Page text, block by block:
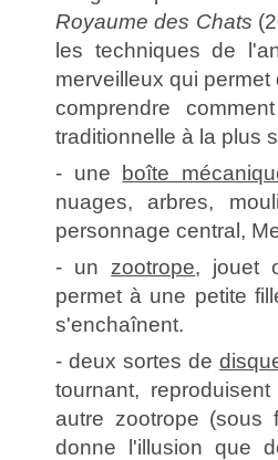
Royaume des Chats
les techniques de
merveilleux qui
comprendre
traditionnelle à la plus
- une boîte
nuages, arbres,
personnage central,
- un zootrope, jouet
permet à une petite
s'enchaînent.
- deux sortes de
tournant,
autre zootrope (sous
donne l'illusion que